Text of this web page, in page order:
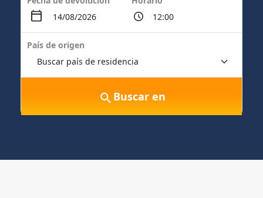
País de origen
Buscar en